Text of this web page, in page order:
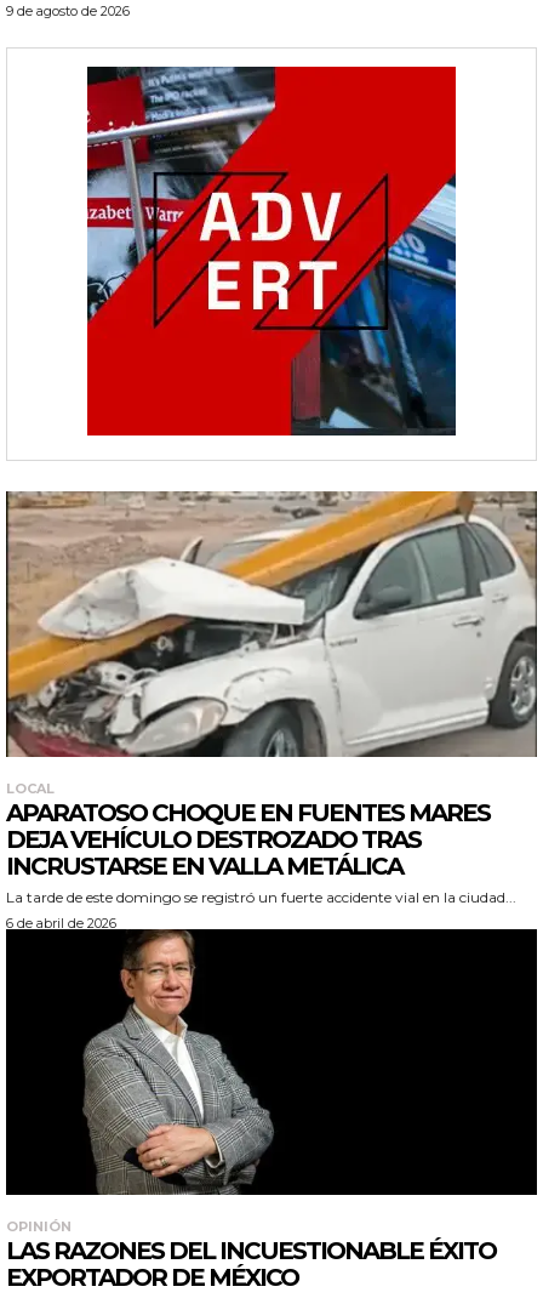
9 de agosto de 2026
LOCAL
APARATOSO CHOQUE EN FUENTES MARES
DEJA VEHÍCULO DESTROZADO TRAS
INCRUSTARSE EN VALLA METÁLICA
La tarde de este domingo se registró un fuerte accidente vial en la ciudad...
6 de abril de 2026
OPINIÓN
LAS RAZONES DEL INCUESTIONABLE ÉXITO
EXPORTADOR DE MÉXICO